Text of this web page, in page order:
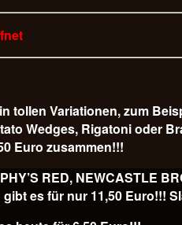
tollen Variationen, zum
Wedges, Rigatoni oder
Euro zusammen!!!
RED, NEWCASTLE
es für nur 11,50 Euro!!!